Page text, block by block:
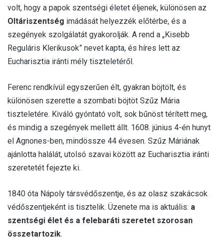
volt, hogy a papok szentségi életet éljenek, különösen az
Oltáriszentség imádását helyezzék előtérbe, és a
szegények szolgálatát gyakorolják. A rend a „Kisebb
Reguláris Klerikusok” nevet kapta, és híres lett az
Eucharisztia iránti mély tiszteletéről.
Ferenc rendkívül egyszerűen élt, gyakran böjtölt, és
különösen szerette a szombati böjtöt Szűz Mária
tiszteletére. Kiváló gyóntató volt, sok bűnöst térített meg,
és mindig a szegények mellett állt. 1608. június 4-én hunyt
el Agnones-ben, mindössze 44 évesen. Szűz Máriának
ajánlotta halálát, utolsó szavai között az Eucharisztia iránti
szeretetét fejezte ki.
1840 óta Nápoly társvédőszentje, és az olasz szakácsok
védőszentjeként is tisztelik. Üzenete ma is aktuális: a
szentségi élet és a felebaráti szeretet szorosan
összetartozik.